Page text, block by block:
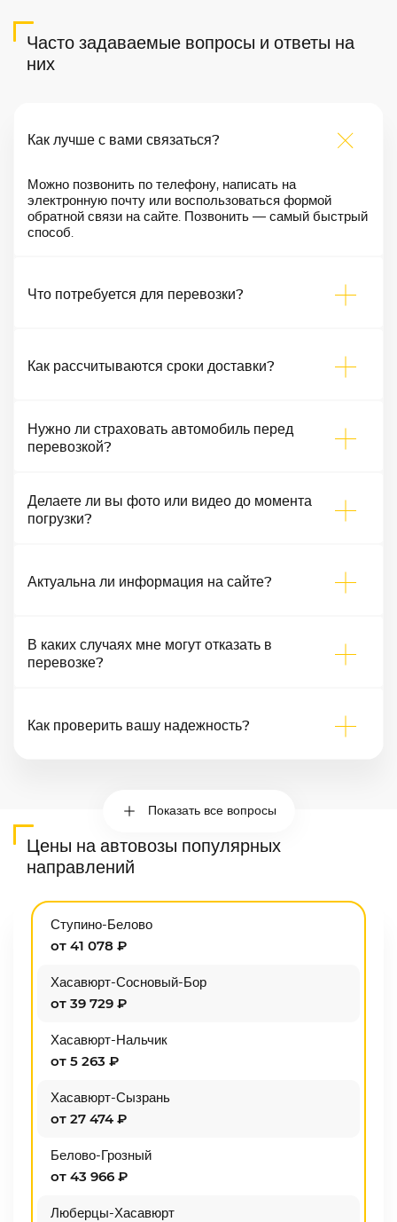
Часто задаваемые вопросы и ответы на
них
Как лучше с вами связаться?
Можно позвонить по телефону, написать на
электронную почту или воспользоваться формой
обратной связи на сайте. Позвонить — самый быстрый
способ.
Что потребуется для перевозки?
Как рассчитываются сроки доставки?
Нужно ли страховать автомобиль перед
перевозкой?
Делаете ли вы фото или видео до момента
погрузки?
Актуальна ли информация на сайте?
В каких случаях мне могут отказать в
перевозке?
Как проверить вашу надежность?
Показать все вопросы
Цены на автовозы популярных
направлений
Ступино-Белово
от 41 078 ₽
Хасавюрт-Сосновый-Бор
от 39 729 ₽
Хасавюрт-Нальчик
от 5 263 ₽
Хасавюрт-Сызрань
от 27 474 ₽
Белово-Грозный
от 43 966 ₽
Люберцы-Хасавюрт